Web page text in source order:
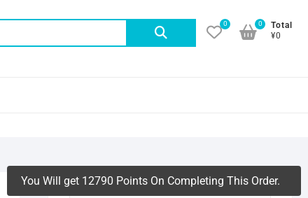
0
Total
¥0
0
You Will get 12790 Points On Completing This Order.